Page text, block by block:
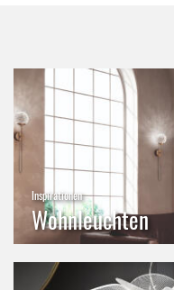
Inspirationen
Wohnleuchten